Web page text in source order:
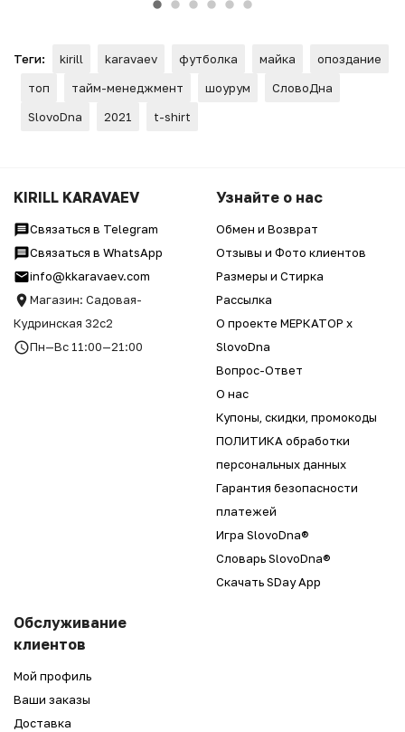
Теги: kirill karavaev футболка майка
опоздание
топ
тайм-менеджмент шоурум
СловоДна
SlovoDna
2021 t-shirt
KIRILL KARAVAEV
Связаться в Telegram
Связаться в WhatsApp
info@kkaravaev.com
Магазин: Садовая-
Кудринская 32с2
Пн—Вс 11:00—21:00
Узнайте о нас
Обмен и Возврат
Отзывы и Фото клиентов
Размеры и Стирка
Рассылка
О проекте МЕРКАТОР x
SlovoDna
Вопрос-Ответ
О нас
Купоны, скидки, промокоды
ПОЛИТИКА обработки
персональных данных
Гарантия безопасности
платежей
Игра SlovoDna®
Словарь SlovoDna®
Скачать SDay App
Обслуживание
клиентов
Мой профиль
Ваши заказы
Доставка